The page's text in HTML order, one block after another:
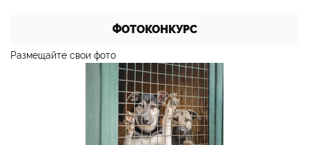
ФОТОКОНКУРС
Размещайте свои фото